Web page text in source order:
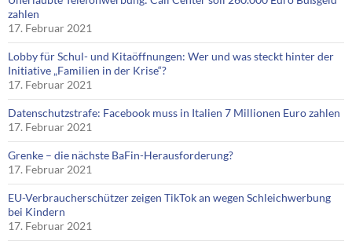
zahlen
17. Februar 2021
Lobby für Schul- und Kitaöffnungen: Wer und was steckt hinter der
Initiative „Familien in der Krise“?
17. Februar 2021
Datenschutzstrafe: Facebook muss in Italien 7 Millionen Euro zahlen
17. Februar 2021
Grenke – die nächste BaFin-Herausforderung?
17. Februar 2021
EU-Verbraucherschützer zeigen TikTok an wegen Schleichwerbung
bei Kindern
17. Februar 2021